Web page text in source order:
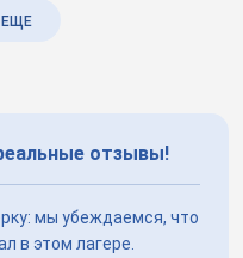
отзывы!
мы убеждаемся, что
в этом лагере.